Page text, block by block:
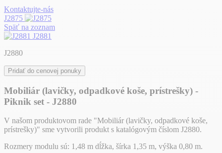
Kontaktujte-nás
J2875
Späť na zoznam
J2881
J2880
Pridať do cenovej ponuky
Mobiliár (lavičky, odpadkové koše, prístrešky) -
Piknik set - J2880
V našom produktovom rade "Mobiliár (lavičky, odpadkové koše,
prístrešky)" sme vytvorili produkt s katalógovým číslom J2880.
Rozmery modulu sú: 1,48 m dĺžka, šírka 1,35 m, výška 0,80 m.